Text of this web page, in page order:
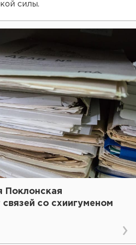
силы.
Поклонская
со схиигуменом